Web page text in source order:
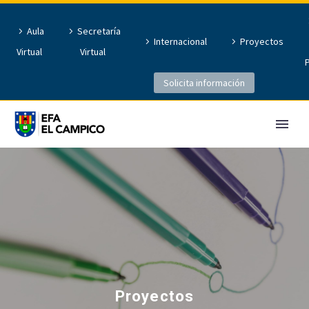
Aula
Virtual
Secretaría
Virtual
Internacional
Proyectos
Solicita información
Proyectos